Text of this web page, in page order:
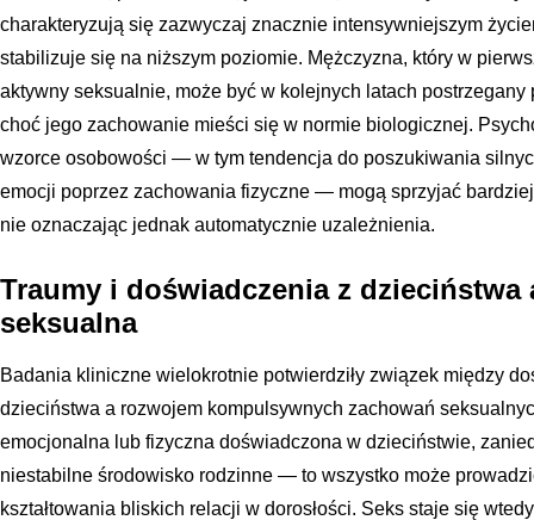
charakteryzują się zazwyczaj znacznie intensywniejszym
stabilizuje się na niższym poziomie. Mężczyzna, który w
aktywny seksualnie, może być w kolejnych latach
choć jego zachowanie mieści się w normie biologicznej.
wzorce osobowości — w tym tendencja do poszukiwania
emocji poprzez zachowania fizyczne — mogą sprzyjać
nie oznaczając jednak automatycznie uzależnienia.
Traumy i doświadczenia z
seksualna
Badania kliniczne wielokrotnie potwierdziły związek między
dzieciństwa a rozwojem kompulsywnych zachowań
emocjonalna lub fizyczna doświadczona w dzieciństwie,
niestabilne środowisko rodzinne — to wszystko może
kształtowania bliskich relacji w dorosłości. Seks staje się